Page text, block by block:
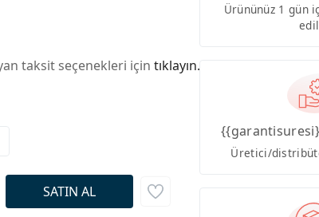
taksit seçenekleri için tıklayın.
Ürününüz 1 gün
Üretici/